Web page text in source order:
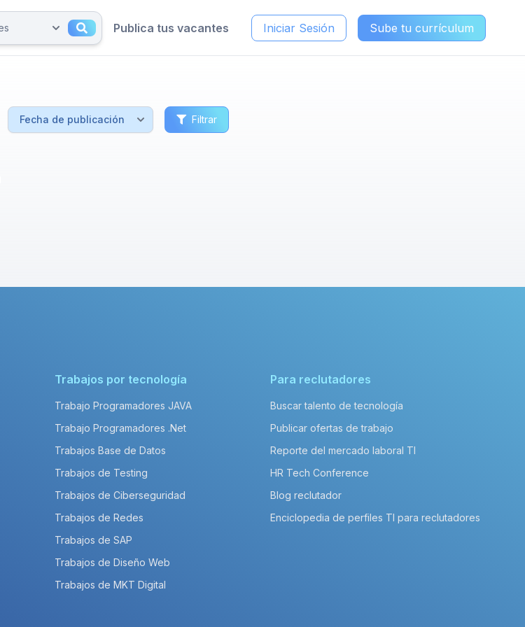
Publica tus vacantes Iniciar Sesión Sube tu currículum
Filtrar
Trabajos por tecnología
Trabajo Programadores JAVA
Trabajo Programadores .Net
Trabajos Base de Datos
Trabajos de Testing
Trabajos de Ciberseguridad
Trabajos de Redes
Trabajos de SAP
Trabajos de Diseño Web
Trabajos de MKT Digital
Para reclutadores
Buscar talento de tecnología
Publicar ofertas de trabajo
Reporte del mercado laboral TI
HR Tech Conference
Blog reclutador
Enciclopedia de perfiles TI para reclutadores